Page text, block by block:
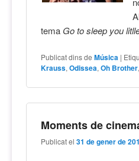
tema Go to sleep you
Publicat dins de Música |
Krauss,Odissea,Oh Brother
Moments de
Publicat el31 de gener de